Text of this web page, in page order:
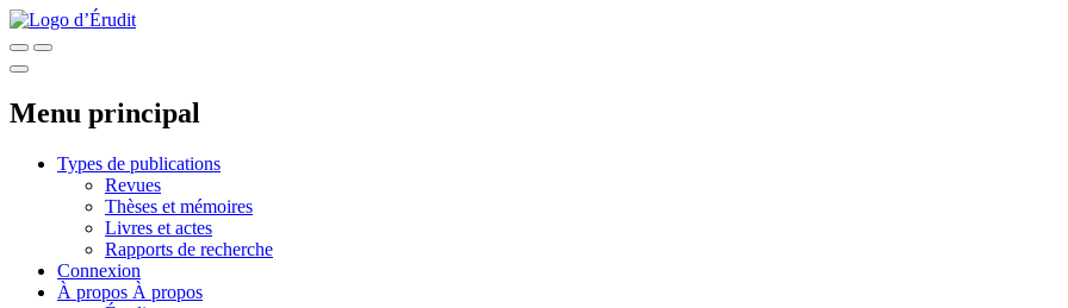
Menu principal
Types de publications
Revues
Thèses et mémoires
Livres et actes
Rapports de recherche
Connexion
À propos À propos